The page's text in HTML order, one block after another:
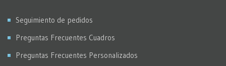
Seguimiento de pedidos
Preguntas Frecuentes Cuadros
Preguntas Frecuentes Personalizados